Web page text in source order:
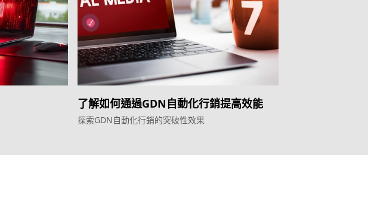
了解如何通過GDN自動化行銷提高效能
探索GDN自動化行銷的突破性效果